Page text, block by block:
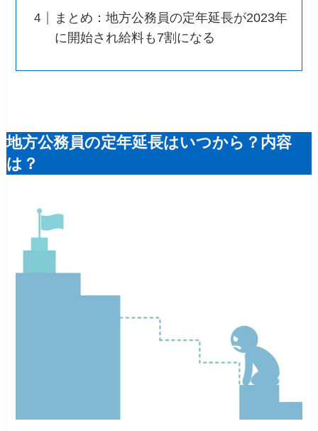
まとめ：地方公務員の定年延長が2023年
に開始され給料も7割になる
地方公務員の定年延長はいつから？内容
は？